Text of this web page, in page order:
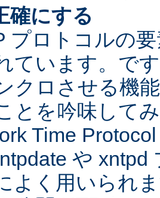
確にする
プロトコルの
ています。で
クロさせる機
とを吟味して
Time
や
よく用いられ